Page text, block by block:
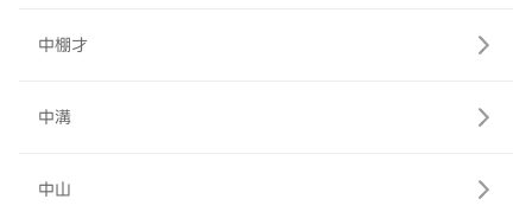
中棚才
中溝
中山